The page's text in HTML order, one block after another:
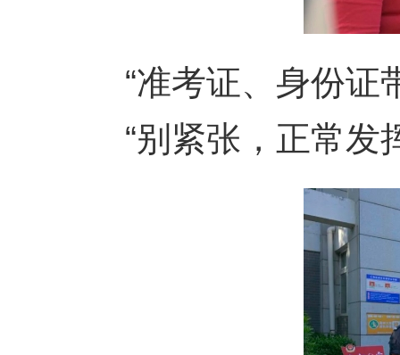
“准考证、身份证
“别紧张，正常发